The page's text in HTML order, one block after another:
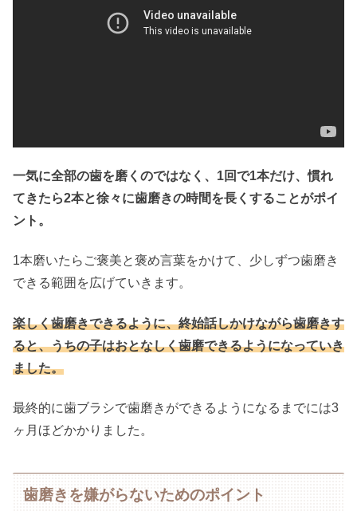
一気に全部の歯を磨くのではなく、1回で1本だけ、慣れ
てきたら2本と徐々に歯磨きの時間を長くすることがポイ
ント。
1本磨いたらご褒美と褒め言葉をかけて、少しずつ歯磨き
できる範囲を広げていきます。
楽しく歯磨きできるように、終始話しかけながら歯磨きす
ると、うちの子はおとなしく歯磨できるようになっていき
ました。
最終的に歯ブラシで歯磨きができるようになるまでには3
ヶ月ほどかかりました。
歯磨きを嫌がらないためのポイント